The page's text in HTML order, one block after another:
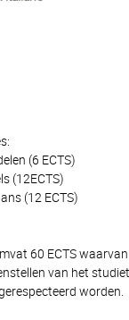
(6 ECTS)
(12ECTS)
(12 ECTS)
60 ECTS
van het
worden.